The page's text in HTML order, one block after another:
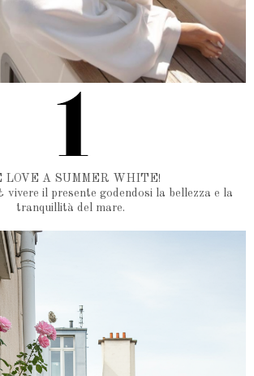
LOVE A SUMMER WHITE!
vivere il presente godendosi la bellezza e la
tranquillità del mare.